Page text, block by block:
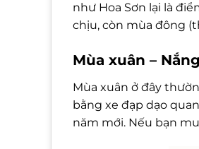
như Hoa Sơn lại là
chịu, còn mùa đông
Mùa xuân –
Mùa xuân ở đây
bằng xe đạp dạo
năm mới. Nếu bạn